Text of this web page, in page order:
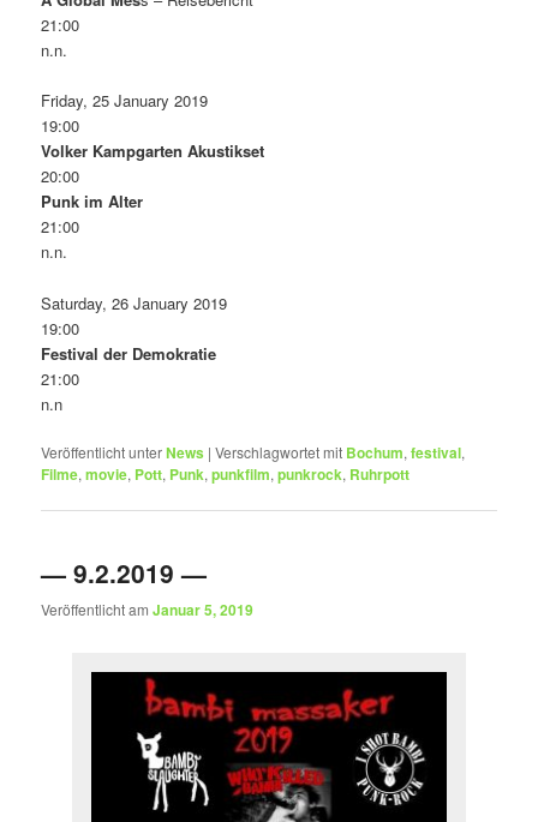
21:00
n.n.
Friday, 25 January 2019
19:00
Volker Kampgarten Akustikset
20:00
Punk im Alter
21:00
n.n.
Saturday, 26 January 2019
19:00
Festival der Demokratie
21:00
n.n
Veröffentlicht unterNews |Verschlagwortet mit Bochum,festival,
Filme,movie, Pott, Punk,punkfilm,punkrock, Ruhrpott
— 9.2.2019 —
Veröffentlicht amJanuar 5, 2019